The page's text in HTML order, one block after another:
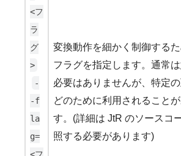
<フ
ラ
グ
>
-
-f
la
g=
変換動作を細かく制御する
フラグを指定します。通常
必要はありませんが、特定
どのために利用されることが
す。(詳細は JtR のソースコ
照する必要があります)